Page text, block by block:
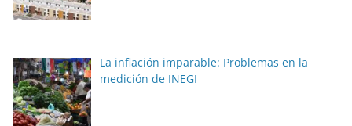
La inflación imparable: Problemas en la
medición de INEGI